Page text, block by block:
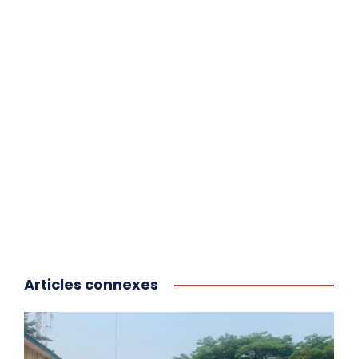
Articles connexes